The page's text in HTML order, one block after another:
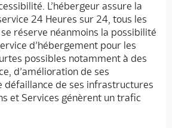
L’hébergeur assure la
24 Heures sur 24, tous les
se réserve néanmoins la possibilité
d’hébergement pour les
possibles notamment à des
d’amélioration de ses
défaillance de ses infrastructures
et Services génèrent un trafic